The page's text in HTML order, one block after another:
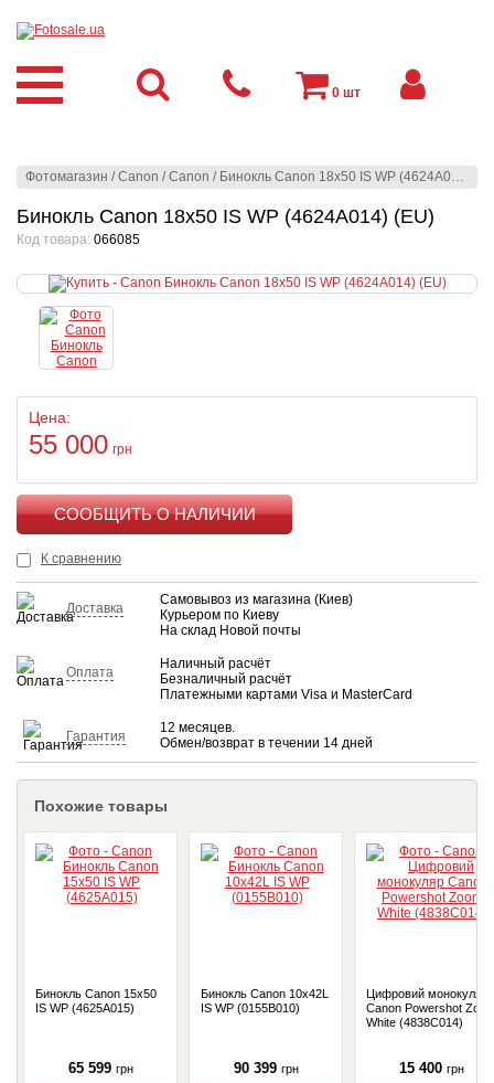
Фотомагазин /Canon /Canon / Бинокль Canon 18x50 IS WP (4624A014) (EU)
Бинокль Canon 18x50 IS WP (4624A014) (EU)
Код товара: 066085
Цена:
55 000 грн
К сравнению
Доставка
Самовывоз из магазина (Киев)
Курьером по Киеву
На склад Новой почты
Оплата
Наличный расчёт
Безналичный расчёт
Платежными картами Visa и MasterCard
Гарантия
12 месяцев.
Обмен/возврат в течении 14 дней
Похожие товары
Бинокль Canon 15x50
IS WP (4625A015)
65 599 грн
Бинокль Canon 10x42L
IS WP (0155B010)
90 399 грн
Цифровий монокуляр
Canon Powershot
White (4838C014)
15 400 грн
0 шт